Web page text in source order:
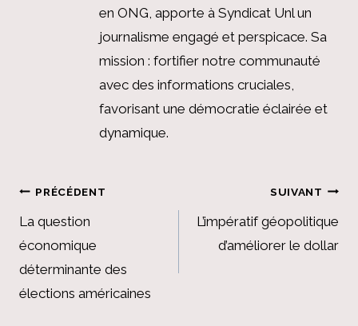
en ONG, apporte à Syndicat Unl un
journalisme engagé et perspicace. Sa
mission : fortifier notre communauté
avec des informations cruciales,
favorisant une démocratie éclairée et
dynamique.
Navigation
de
l’article
PRÉCÉDENT
La question
économique
déterminante des
élections américaines
SUIVANT
L’impératif géopolitique
d’améliorer le dollar